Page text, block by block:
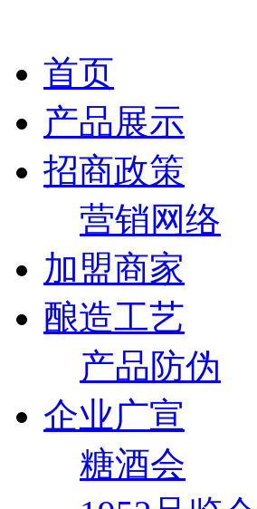
首页
产品展示
招商政策
营销网络
加盟商家
酿造工艺
产品防伪
企业广宣
糖酒会